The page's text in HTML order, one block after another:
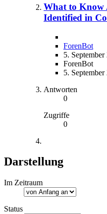
What to Know
Identified in
ForenBot
5.
ForenBot
5.
Antworten
0
Zugriffe
0
Darstellung
Im Zeitraum
Status